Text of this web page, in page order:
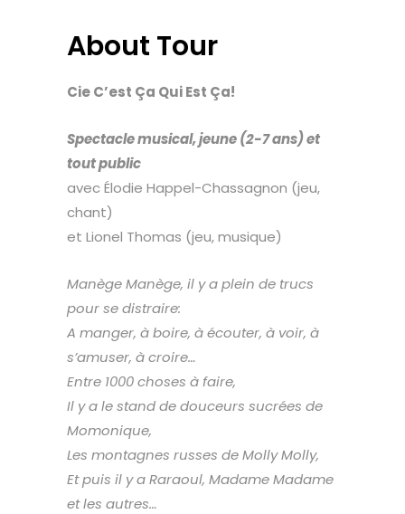
About Tour
Cie C’est Ça Qui Est Ça!
Spectacle musical, jeune (2-7 ans) et
tout public
avec Élodie Happel-Chassagnon (jeu,
chant)
et Lionel Thomas (jeu, musique)
Manège Manège, il y a plein de trucs
pour se distraire:
A manger, à boire, à écouter, à voir, à
s’amuser, à croire…
Entre 1000 choses à faire,
Il y a le stand de douceurs sucrées de
Momonique,
Les montagnes russes de Molly Molly,
Et puis il y a Raraoul, Madame Madame
et les autres…